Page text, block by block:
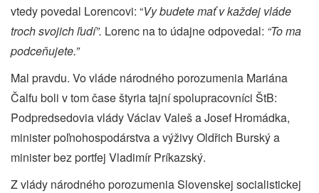
vtedy povedal Lorencovi: “Vy budete mať v každej vláde
troch svojich ľudí”. Lorenc na to údajne odpovedal: “To ma
podceňujete.”
Mal pravdu. Vo vláde národného porozumenia Mariána
Čalfu boli v tom čase štyria tajní spolupracovníci ŠtB:
Podpredsedovia vlády Václav Valeš a Josef Hromádka,
minister poľnohospodárstva a výživy Oldřich Burský a
minister bez portfej Vladimír Príkazský.
Z vlády národného porozumenia Slovenskej socialistickej